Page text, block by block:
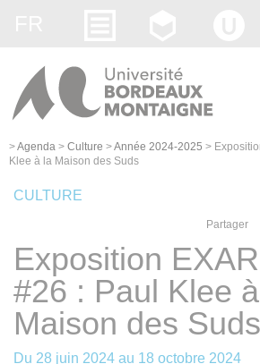
>Agenda > Culture >Année 2024-2025 >
Klee à la Maison des Suds
CULTURE
Partager
Exposition
#26 : Paul Klee
Maison des Suds
Du 28 juin 2024 au 18 octobre 2024